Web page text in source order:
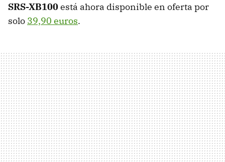
SRS-XB100está ahora disponible en oferta por
solo 39,90 euros.